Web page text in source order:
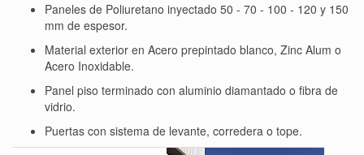
Paneles de Poliuretano inyectado 50 - 70 - 100 - 120 y 150
mm de espesor.
Material exterior en Acero prepintado blanco, Zinc Alum o
Acero Inoxidable.
Panel piso terminado con aluminio diamantado o fibra de
vidrio.
Puertas con sistema de levante, corredera o tope.